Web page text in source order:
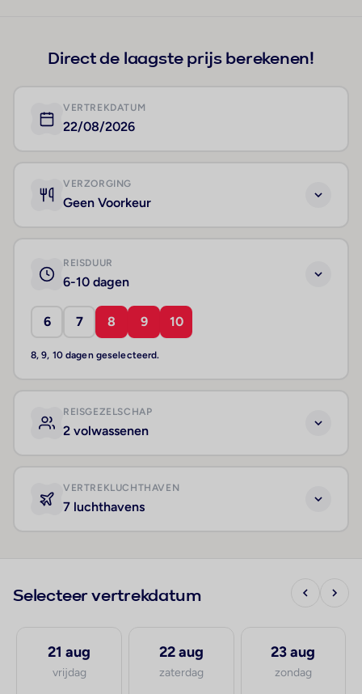
Direct de laagste prijs berekenen!
VERTREKDATUM
22/08/2026
VERZORGING
Geen Voorkeur
REISDUUR
6-10 dagen
6 7 8 9 10
8, 9, 10 dagen geselecteerd.
REISGEZELSCHAP
2 volwassenen
VERTREKLUCHTHAVEN
7 luchthavens
Selecteer vertrekdatum
21 aug
vrijdag
22 aug
zaterdag
23 aug
zondag